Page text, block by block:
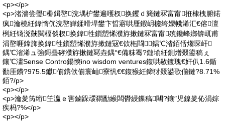
<p></p>
<p>渚濇尝璺棩鍓嶅浣堣枦鐢遍嚄杈换钁ｄ簨鏈冧富甯拰棣栧腑鍩
疯瀹橈紝鍏惰伔浣嶅皣鍒嗗垾鐢卞晢寤哄厜鍜岄櫠绔嬫帴浠汇€傛澶
栵紝钖涚敱閲楅倓杈换鍏徃鎻愬悕濮斿摗鏈冧富甯殑鑱峰嫏锛屼甫
涓嶅啀鎿斾换鍏徃鎻愬悕濮斿摗鏈冦€佽柂閰鍝℃渻銆佸煼琛屽
鍝℃渻浠ュ強鎶曡硣濮斿摗鏈冩垚鍝°€備粖骞?鏈堬紝鍘熷叕鍙稿ぇ
鑲℃澅Sense Contro鍚慡ino wisdom ventures鍑哄敭鍍瑰€奸仈1.6鍎
勫厓鐨?975.5钀偂鎸佽偂寰屾寮忛€€鍑猴紝鍗犲叕鍙歌偂鏈?8.71%
銆?/p>
<p></p>
<p>瀹夎笍绗笁瀛ｅ害鏀跺叆閷勫緱闆欎綅鏁稿闀?鑲″児鎳夎伈涓婃
疾杩?%</p>
<p></p>